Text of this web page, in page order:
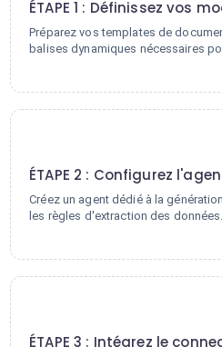
ÉTAPE 1 : Définissez vos
Préparez vos templates de
balises dynamiques nécessaires
ÉTAPE 2 : Configurez
Créez un agent dédié à la
les règles d'extraction des données.
ÉTAPE 3 : Intégrez le